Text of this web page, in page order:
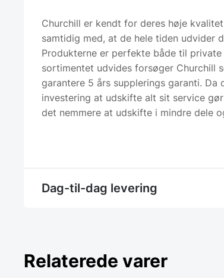
Churchill er kendt for deres høje
samtidig med, at de hele tiden udvider
Produkterne er perfekte både til private
sortimentet udvides forsøger Churchill
garantere 5 års supplerings garanti.
investering at udskifte alt sit service
det nemmere at udskifte i mindre dele
Dag-til-dag levering
Relaterede varer